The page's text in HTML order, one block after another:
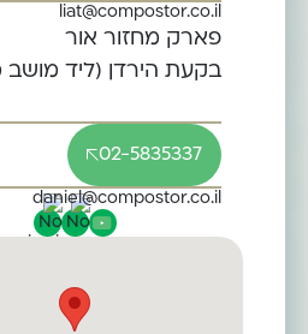
liat@compostor.co.il
פארק מחזור אור
בקעת הירדן (ליד
02-5835337
daniel@compostor.co.il